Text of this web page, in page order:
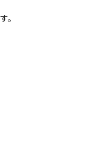
。